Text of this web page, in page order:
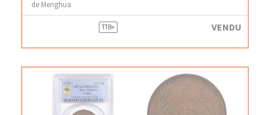
de Menghua
TTB+ VENDU